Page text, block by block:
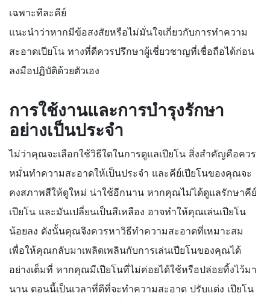
เฉพาะทีละคีย์
แนะนำว่าหากมีข้อสงสัยหรือไม่มั่นใจเกี่ยวกับการทำความ
สะอาดเปียโน ทางที่ดีควรปรึกษาผู้เชี่ยวชาญที่เชื่อถือได้ก่อน
ลงมือปฏิบัติด้วยตัวเอง
การใช้งานและการบำรุงรักษา
อย่างเป็นประจำ
ไม่ว่าคุณจะเลือกใช้วิธีใดในการดูแลเปียโน สิ่งสำคัญคือควร
หมั่นทำความสะอาดให้เป็นประจำ และคีย์เปียโนของคุณจะ
คงสภาพสีให้ดูใหม่ น่าใช้อีกนาน หากคุณไม่ได้ดูแลรักษาคีย์
เปียโน และมันเปลี่ยนเป็นสีเหลือง อาจทำให้คุณเล่นเปียโน
น้อยลง ดังนั้นคุณจึงควรหาวิธีทำความสะอาดที่เหมาะสม
เพื่อให้คุณกลับมาเพลิดเพลินกับการเล่นเปียโนของคุณได้
อย่างเต็มที่ หากคุณมีเปียโนที่ไม่ค่อยได้ใช้หรือปล่อยทิ้งไว้มา
นาน ตอนนี้เป็นเวลาที่ดีที่จะทำความสะอาด ปรับแต่ง เปียโน